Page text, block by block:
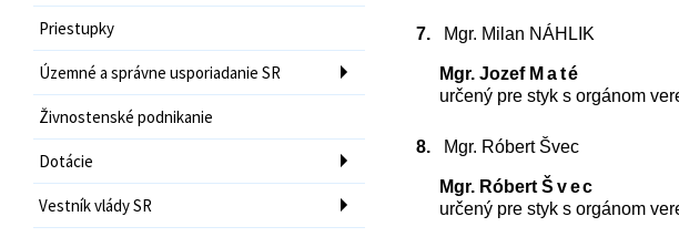
Priestupky
Územné a správne usporiadanie SR
Živnostenské podnikanie
Dotácie
Vestník vlády SR
7. Mgr. Milan NÁHLIK
Mgr. Jozef Maté
určený pre styk s orgánom
8. Mgr. Róbert Švec
Mgr. RóbertŠvec
určený pre styk s orgánom